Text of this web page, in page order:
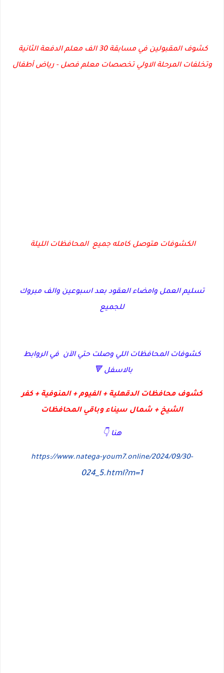
كشوف المقبولين في مسابقة 30 الف معلم الدفعة الثانية
وتخلفات المرحلة الاولي تخصصات معلم فصل - رياض أطفال
الكشوفات هتوصل كامله جميع المحافظات الليلة
تسليم العمل وامضاء العقود بعد اسبوعين والف مبروك
للجميع
كشوفات المحافظات اللي وصلت حتي الآن في الروابط
بالاسفل 🔻
كشوف محافظات الدقهلية + الفيوم + المنوفية + كفر
الشيخ + شمال سيناء وباقي المحافظات
هنا 👇
https://www.natega-youm7.online/2024/09/30-
024_5.html?m=1